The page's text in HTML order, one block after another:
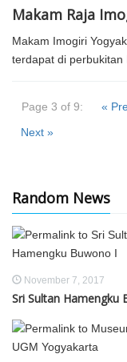
Makam Raja
Makam Imogiri
terdapat di
Page 3 of 9: «
Next »
Random News
November 7, 2017
Sri Sultan Hamengku